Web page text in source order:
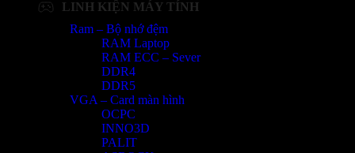
LINH KIỆN MÁY TÍNH
Ram – Bộ nhớ đệm
RAM Laptop
RAM ECC – Sever
DDR4
DDR5
VGA – Card màn hình
OCPC
INNO3D
PALIT